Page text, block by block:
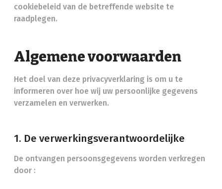
cookiebeleid van de betreffende website te
raadplegen.
Algemene voorwaarden
Het doel van deze privacyverklaring is om u te
informeren over hoe wij uw persoonlijke gegevens
verzamelen en verwerken.
1. De verwerkingsverantwoordelijke
De ontvangen persoonsgegevens worden verkregen
door :